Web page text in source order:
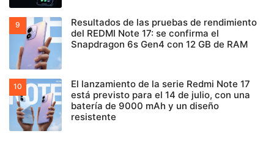
Resultados de las pruebas de rendimiento
del REDMI Note 17: se confirma el
Snapdragon 6s Gen4 con 12 GB de RAM
El lanzamiento de la serie Redmi Note 17
está previsto para el 14 de julio, con una
batería de 9000 mAh y un diseño
resistente